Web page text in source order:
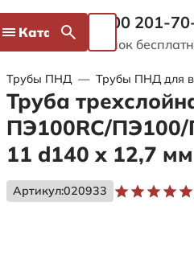
Каталог 8 800 201-
Звонок
Трубы ПНД — Трубы ПНД для
Труба
ПЭ100RC/ПЭ100/
11 d140 х 12,7 мм
Артикул:020933